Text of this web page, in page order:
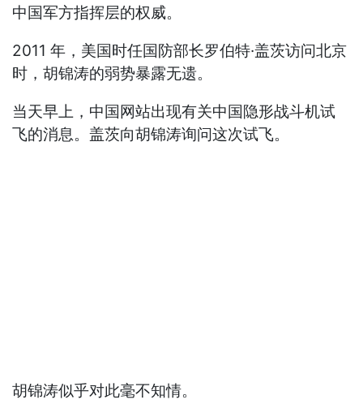
中国军方指挥层的权威。
2011 年，美国时任国防部长罗伯特·盖茨访问北京
时，胡锦涛的弱势暴露无遗。
当天早上，中国网站出现有关中国隐形战斗机试
飞的消息。盖茨向胡锦涛询问这次试飞。
胡锦涛似乎对此毫不知情。